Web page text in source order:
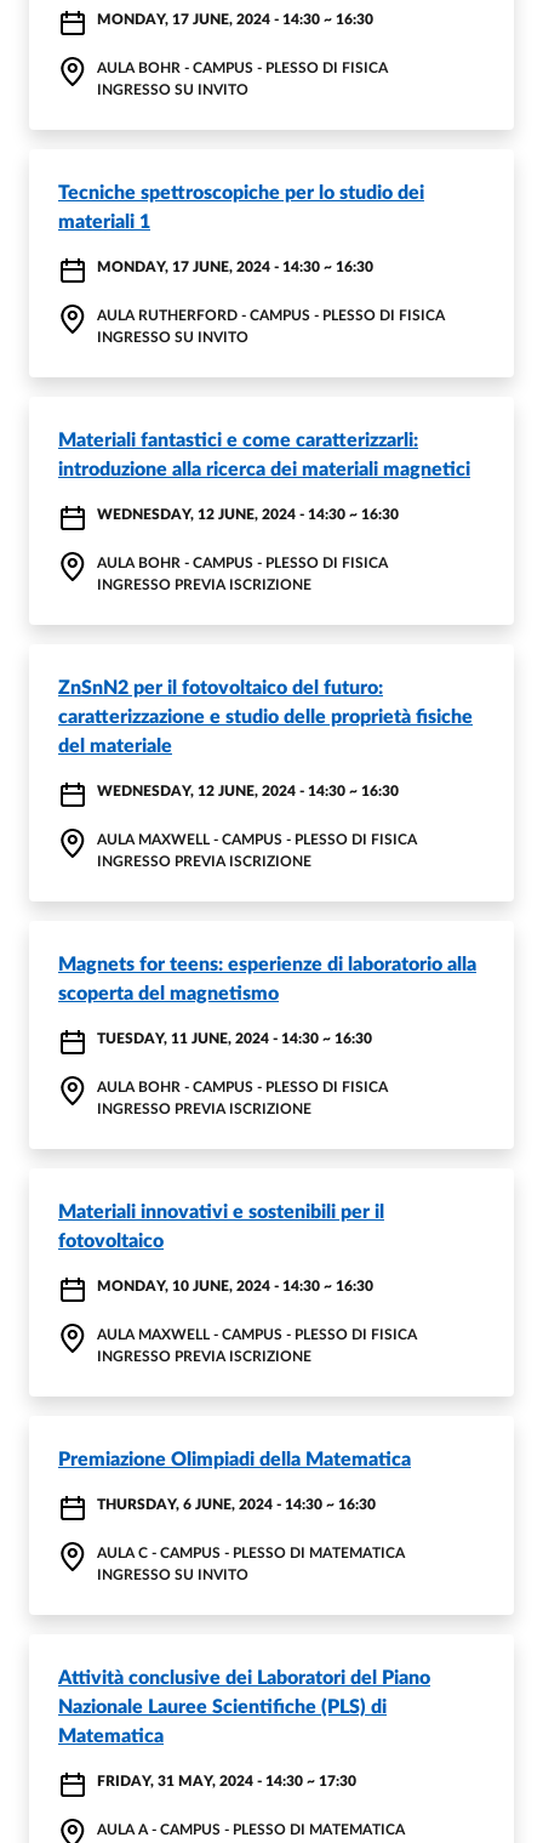
MONDAY, 17 JUNE, 2024 - 14:30 ~ 16:30
AULA BOHR - CAMPUS - PLESSO DI FISICA
INGRESSO SU INVITO
Tecniche spettroscopiche per lo studio dei
materiali 1
MONDAY, 17 JUNE, 2024 - 14:30 ~ 16:30
AULA RUTHERFORD - CAMPUS - PLESSO DI FISICA
INGRESSO SU INVITO
Materiali fantastici e come caratterizzarli:
introduzione alla ricerca dei materiali magnetici
WEDNESDAY, 12 JUNE, 2024 - 14:30 ~ 16:30
AULA BOHR - CAMPUS - PLESSO DI FISICA
INGRESSO PREVIA ISCRIZIONE
ZnSnN2 per il fotovoltaico del futuro:
caratterizzazione e studio delle proprietà fisiche
del materiale
WEDNESDAY, 12 JUNE, 2024 - 14:30 ~ 16:30
AULA MAXWELL - CAMPUS - PLESSO DI FISICA
INGRESSO PREVIA ISCRIZIONE
Magnets for teens: esperienze di laboratorio alla
scoperta del magnetismo
TUESDAY, 11 JUNE, 2024 - 14:30 ~ 16:30
AULA BOHR - CAMPUS - PLESSO DI FISICA
INGRESSO PREVIA ISCRIZIONE
Materiali innovativi e sostenibili per il
fotovoltaico
MONDAY, 10 JUNE, 2024 - 14:30 ~ 16:30
AULA MAXWELL - CAMPUS - PLESSO DI FISICA
INGRESSO PREVIA ISCRIZIONE
Premiazione Olimpiadi della Matematica
THURSDAY, 6 JUNE, 2024 - 14:30 ~ 16:30
AULA C - CAMPUS - PLESSO DI MATEMATICA
INGRESSO SU INVITO
Attività conclusive dei Laboratori del Piano
Nazionale Lauree Scientifiche (PLS) di
Matematica
FRIDAY, 31 MAY, 2024 - 14:30 ~ 17:30
AULA A - CAMPUS - PLESSO DI MATEMATICA